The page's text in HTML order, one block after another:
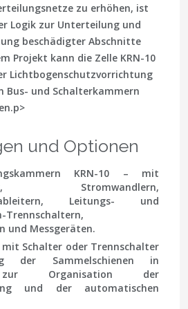
zu erhöhen, ist
Logik zur Unterteilung und
beschädigter Abschnitte
Projekt kann die Zelle KRN-10
Lichtbogenschutzvorrichtung
Bus- und Schalterkammern
und Optionen
KRN-10 – mit
Stromwandlern,
Leitungs- und
Trennschaltern,
und Messgeräten.
mit Schalter oder Trennschalter
der Sammelschienen in
zur Organisation der
und der automatischen